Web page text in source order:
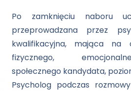
Po zamknięciu naboru
przeprowadzana przez
kwalifikacyjna, mająca
fizycznego,
społecznego kandydata,
Psycholog podczas